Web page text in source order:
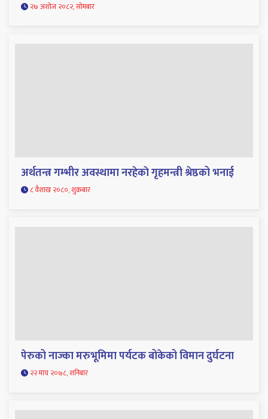
२७ अशोज २०८२, सोमबार
अर्थतन्त्र गम्भीर अवस्थामा नरहेकाे गृहमन्त्री श्रेष्ठको भनाई
८ वैशाख २०८०, शुक्रबार
पेरुको नाज्का मरुभूमिमा पर्यटक बोकेको विमान दुर्घटना
२२ माघ २०७८, शनिबार